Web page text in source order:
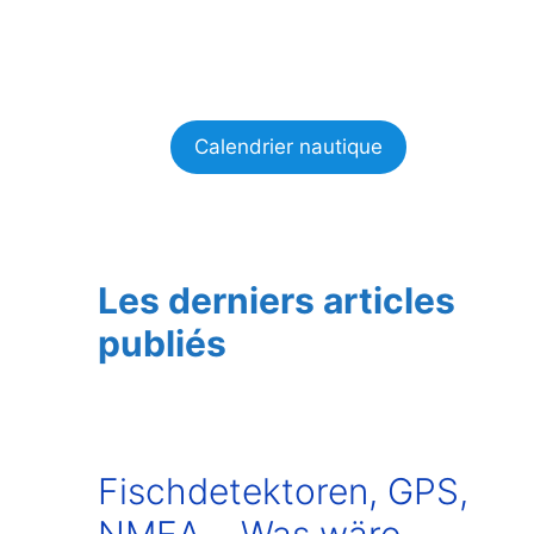
Calendrier nautique
Les derniers articles
publiés
Fischdetektoren, GPS,